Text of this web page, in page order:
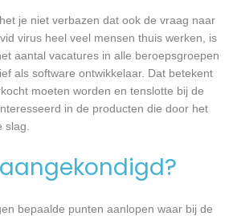
je niet verbazen dat ook de vraag naar
virus heel veel mensen thuis werken, is
aantal vacatures in alle beroepsgroepen
als software ontwikkelaar. Dat betekent
moeten worden en tenslotte bij de
in de producten die door het
slag.
bepaalde punten aanlopen waar bij de